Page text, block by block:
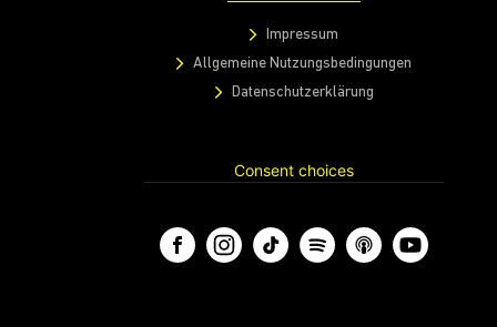
Impressum
Allgemeine Nutzungsbedingungen
Datenschutzerklärung
Consent choices